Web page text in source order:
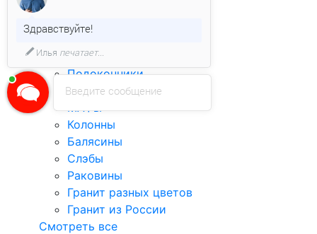
Бортовой камень
Ступени
Подоконники
Лестницы
МАФы
Колонны
Балясины
Слэбы
Раковины
Гранит разных цветов
Гранит из России
Смотреть все
Введите сообщение
Здравствуйте!
Илья печатает...